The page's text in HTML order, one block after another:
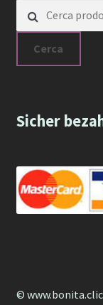
Cerca:
Cerca
Sicher
©